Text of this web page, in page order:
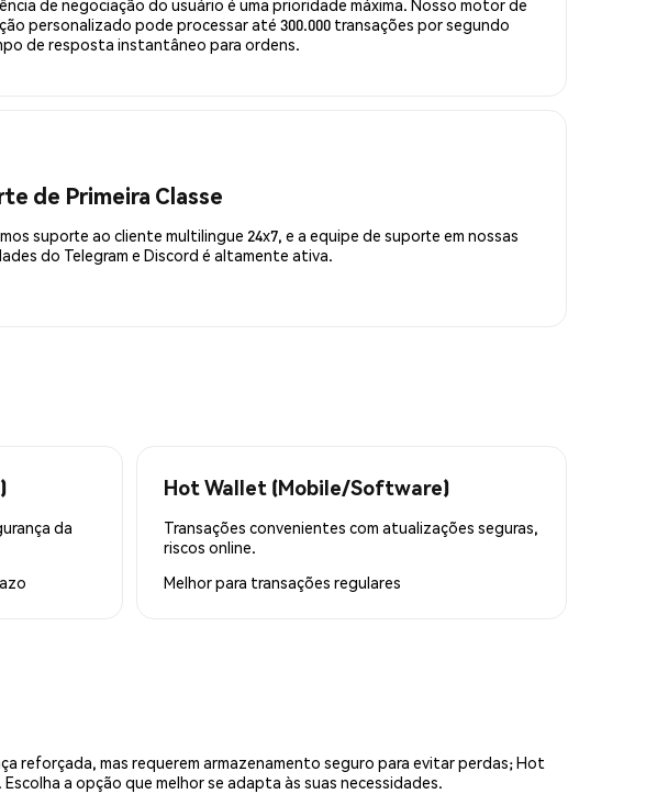
de negociação do usuário é uma prioridade máxima. Nosso motor de
personalizado pode processar até 300.000 transações por segundo
de resposta instantâneo para ordens.
de Primeira Classe
suporte ao cliente multilingue 24x7, e a equipe de suporte em nossas
do Telegram e Discord é altamente ativa.
da
Hot Wallet (Mobile/Software)
Transações convenientes com atualizações seguras,
riscos online.
Melhor para transações regulares
reforçada, mas requerem armazenamento seguro para evitar perdas; Hot
a opção que melhor se adapta às suas necessidades.